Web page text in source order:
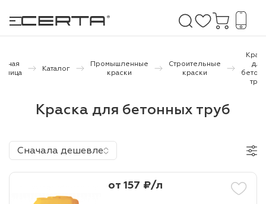
и дачи
бетону,
Каталог
Промышленные
краски
Строительные
краски
для
труб
Краска для бетонных труб
Сначала дешевле
от 157 ₽/л